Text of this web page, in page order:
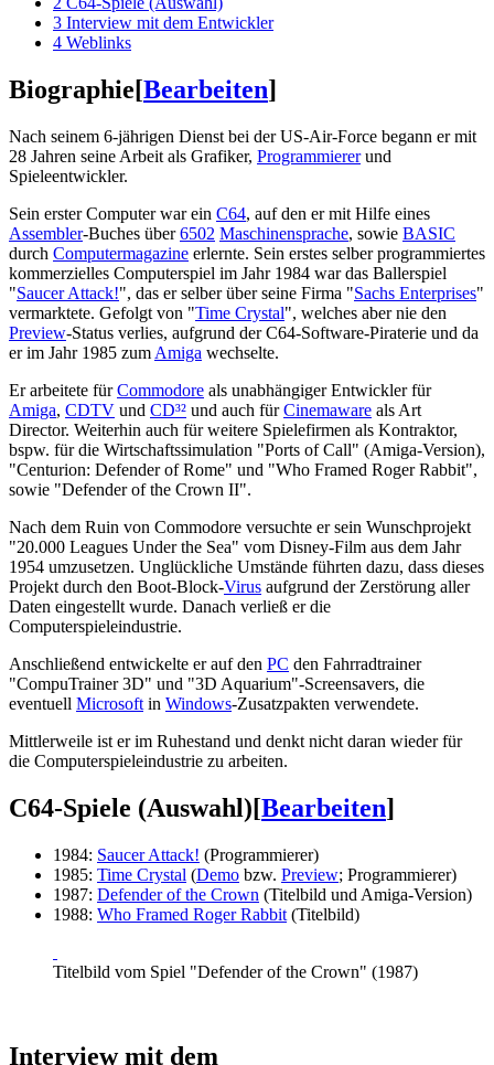
3 Interview mit dem Entwickler
4 Weblinks
Biographie[Bearbeiten]
Nach seinem 6-jährigen Dienst bei der US-Air-Force begann er mit
28 Jahren seine Arbeit als Grafiker, Programmiererund
Spieleentwickler.
Sein erster Computer war ein C64, auf den er mit Hilfe eines
Assembler-Buches über6502 Maschinensprache, sowie BASIC
durch Computermagazine erlernte. Sein erstes selber programmiertes
kommerzielles Computerspiel im Jahr 1984 war das Ballerspiel
"Saucer Attack!", das er selber über seine Firma "Sachs Enterprises"
vermarktete. Gefolgt von "Time Crystal", welches aber nie den
Preview-Status verlies, aufgrund der C64-Software-Piraterie und da
er im Jahr 1985 zum Amiga wechselte.
Er arbeitete fürCommodore als unabhängiger Entwickler für
Amiga, CDTV und CD³² und auch fürCinemaware als Art
Director. Weiterhin auch für weitere Spielefirmen als Kontraktor,
bspw. für die Wirtschaftssimulation "Ports of Call" (Amiga-Version),
"Centurion: Defender of Rome" und "Who Framed Roger Rabbit",
sowie "Defender of the Crown II".
Nach dem Ruin von Commodore versuchte er sein Wunschprojekt
"20.000 Leagues Under the Sea" vom Disney-Film aus dem Jahr
1954 umzusetzen. Unglückliche Umstände führten dazu, dass dieses
Projekt durch den Boot-Block-Virus aufgrund der Zerstörung aller
Daten eingestellt wurde. Danach verließ er die
Computerspieleindustrie.
Anschließend entwickelte er auf den PC den Fahrradtrainer
"CompuTrainer 3D" und "3D Aquarium"-Screensavers, die
eventuell Microsoft in Windows-Zusatzpakten verwendete.
Mittlerweile ist er im Ruhestand und denkt nicht daran wieder für
die Computerspieleindustrie zu arbeiten.
C64-Spiele (Auswahl)[Bearbeiten]
1984: Saucer Attack! (Programmierer)
1985: Time Crystal (Demo bzw. Preview; Programmierer)
1987: Defender of the Crown (Titelbild und Amiga-Version)
1988: Who Framed Roger Rabbit (Titelbild)
Titelbild vom Spiel "Defender of the Crown" (1987)
Interview mit dem